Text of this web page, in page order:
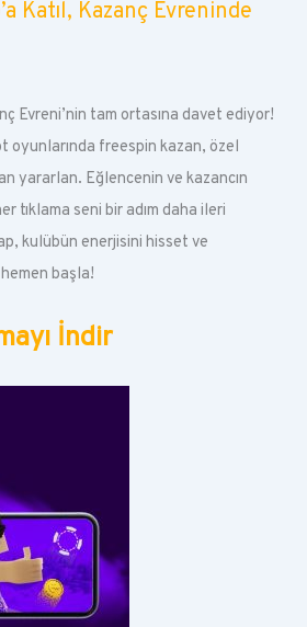
Katıl, Kazanç Evreninde
Evreni’nin tam ortasına davet ediyor!
oyunlarında freespin kazan, özel
yararlan. Eğlencenin ve kazancın
tıklama seni bir adım daha ileri
kulübün enerjisini hisset ve
başla!
İndir